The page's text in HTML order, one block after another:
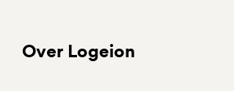
Over Logeion